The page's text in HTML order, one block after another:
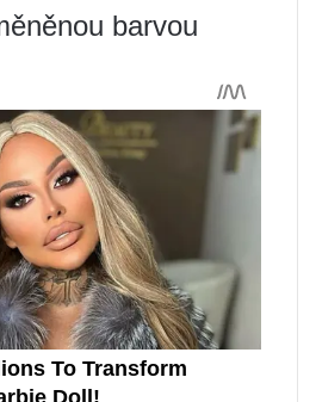
barvou